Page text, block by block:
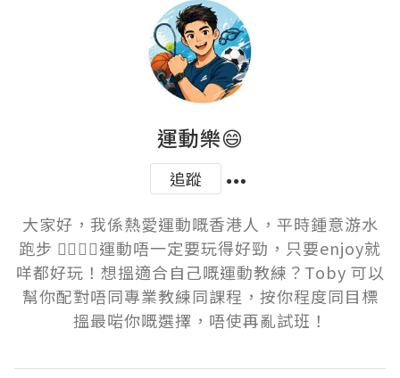
運動樂😄
追蹤
大家好，我係熱愛運動嘅香港人，平時鍾意游水
跑步 🏊‍♂️🏀🎾運動唔一定要玩得好勁，只要enjoy就
咩都好玩！想搵適合自己嘅運動教練？Toby 可以
幫你配對唔同專業教練同課程，按你程度同目標
搵最啱你嘅選擇，唔使再亂試班！